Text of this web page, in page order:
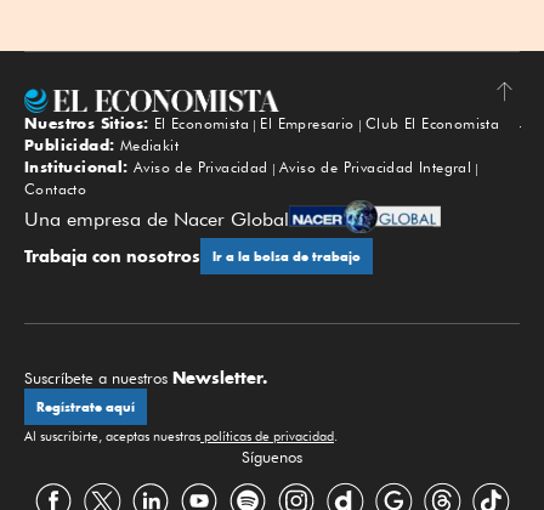
Subir
Nuestros Sitios: El Economista El Empresario
Club El Economista
Publicidad: Mediakit
Institucional: Aviso de Privacidad
Aviso de Privacidad Integral
Contacto
Una empresa de Nacer Global
Trabaja con nosotros Ir a la bolsa de trabajo
Suscríbete a nuestros Newsletter.
Regístrate aquí
Al suscribirte, aceptas nuestras políticas de privacidad.
Síguenos